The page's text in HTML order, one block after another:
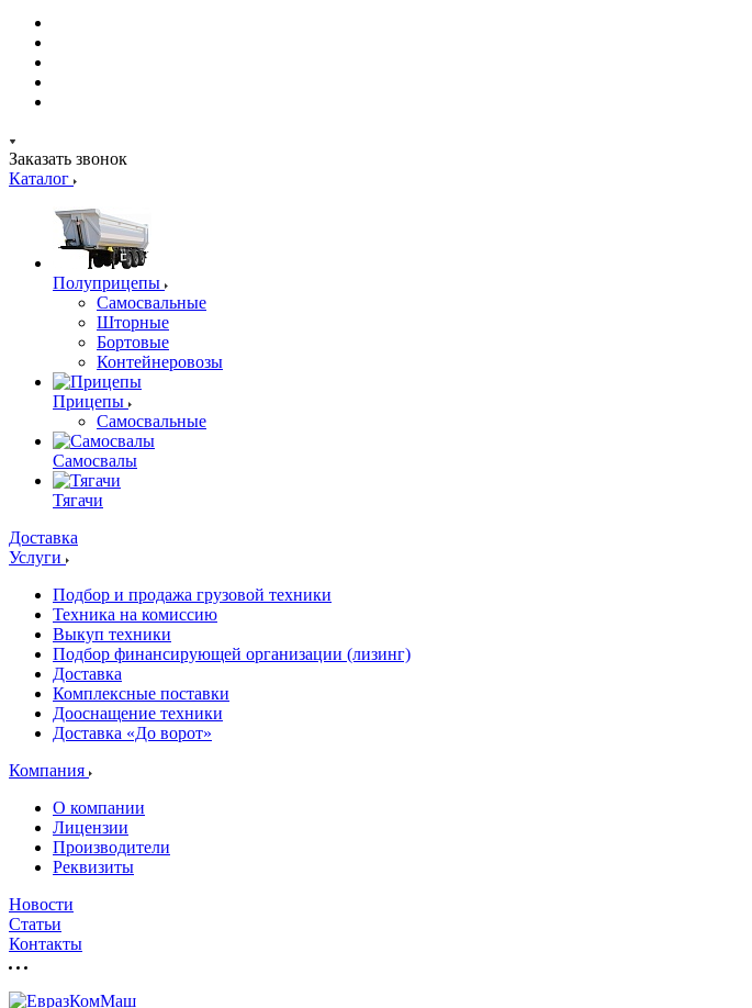
Заказать звонок
Каталог
Полуприцепы
Самосвальные
Шторные
Бортовые
Контейнеровозы
Прицепы
Самосвальные
Самосвалы
Тягачи
Доставка
Услуги
Подбор и продажа грузовой техники
Техника на комиссию
Выкуп техники
Подбор финансирующей организации (лизинг)
Доставка
Комплексные поставки
Дооснащение техники
Доставка «До ворот»
Компания
О компании
Лицензии
Производители
Реквизиты
Новости
Статьи
Контакты